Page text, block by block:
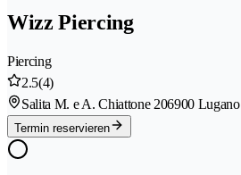
Wizz Piercing
Piercing
2.5(4)
Salita M. e A. Chiattone 206900 Lugano
Termin reservieren